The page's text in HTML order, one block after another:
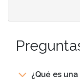
¿Quė es una